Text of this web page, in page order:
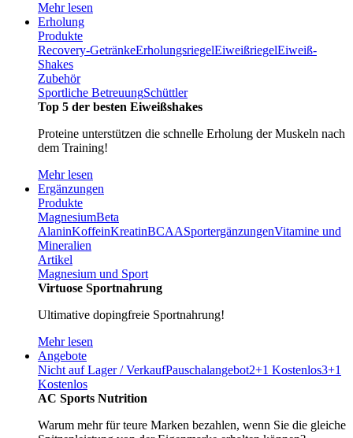
Mehr lesen
Erholung
Produkte
Recovery-GetränkeErholungsriegelEiweißriegelEiweiß-
Shakes
Zubehör
Sportliche BetreuungSchüttler
Top 5 der besten Eiweißshakes
Proteine unterstützen die schnelle Erholung der Muskeln nach
dem Training!
Mehr lesen
Ergänzungen
Produkte
MagnesiumBeta
AlaninKoffeinKreatinBCAASportergänzungenVitamine und
Mineralien
Artikel
Magnesium und Sport
Virtuose Sportnahrung
Ultimative dopingfreie Sportnahrung!
Mehr lesen
Angebote
Nicht auf Lager / VerkaufPauschalangebot2+1 Kostenlos3+1
Kostenlos
AC Sports Nutrition
Warum mehr für teure Marken bezahlen, wenn Sie die gleiche